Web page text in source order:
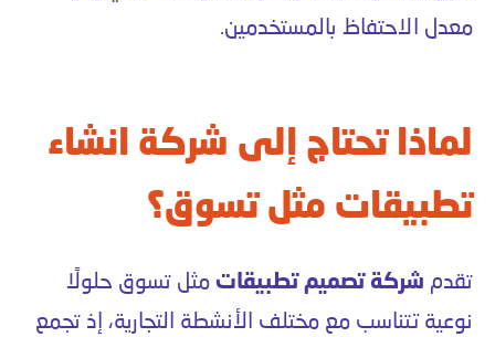
معدل الاحتفاظ بالمستخدمين.
لماذا تحتاج إلى شركة انشاء
تطبيقات مثل تسوق؟
تقدم شركة تصميم تطبيقات مثل تسوق حلولًا
نوعية تتناسب مع مختلف الأنشطة التجارية، إذ تجمع